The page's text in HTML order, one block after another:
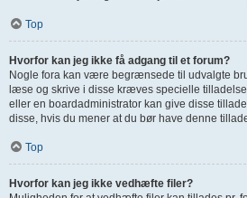
Top
Hvorfor kan jeg ikke få adgang til et forum?
Nogle fora kan være begrænsede til udvalgte
læse og skrive i disse kræves specielle
eller en boardadministrator kan give disse
disse, hvis du mener at du bør have denne
Top
Hvorfor kan jeg ikke vedhæfte filer?